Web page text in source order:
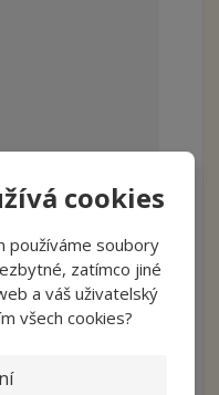
cookies
používáme soubory
zatímco jiné
a váš uživatelský
všech cookies?
starobronz
DPH